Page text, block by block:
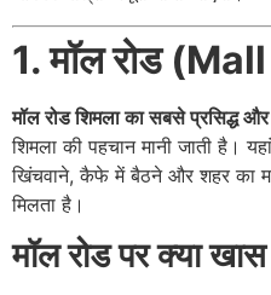
1. मॉल रोड
मॉल रोड शिमला का सबसे प्रसिद्ध
शिमला की पहचान मानी जाती है।
खिंचवाने, कैफे में बैठने और शहर का
मिलता है।
मॉल रोड पर क्या